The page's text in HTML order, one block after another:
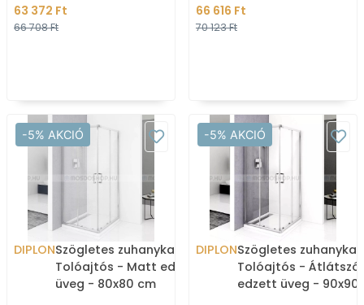
63 372 Ft
66 708 Ft
66 616 Ft
70 123 Ft
-5% AKCIÓ
DIPLONSzögletes zuhanykabin -
Tolóajtós - Matt edzett
üveg - 80x80 cm
-5% AKCIÓ
DIPLONSzögletes
Tolóajtós - Átlátszó
edzett üveg - 90x90